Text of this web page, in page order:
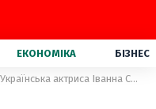
ЕКОНОМІКА БІЗНЕС
Українська актриса Іванна Сахно засвітила відверте декольте в Голлівуді: фото